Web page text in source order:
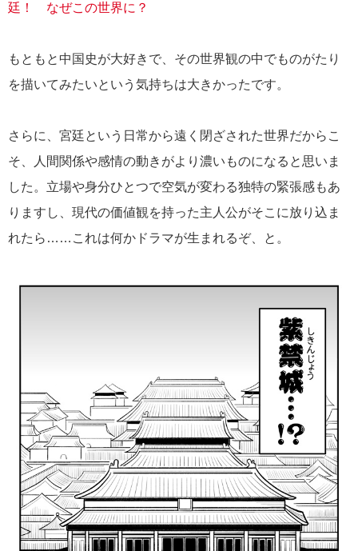
廷！ なぜこの世界に？
もともと中国史が大好きで、その世界観の中でものがたり
を描いてみたいという気持ちは大きかったです。
さらに、宮廷という日常から遠く閉ざされた世界だからこ
そ、人間関係や感情の動きがより濃いものになると思いま
した。立場や身分ひとつで空気が変わる独特の緊張感もあ
りますし、現代の価値観を持った主人公がそこに放り込ま
れたら……これは何かドラマが生まれるぞ、と。